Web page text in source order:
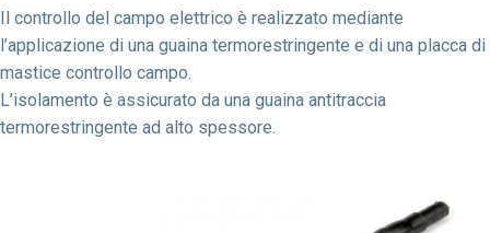
Il controllo del campo elettrico è realizzato mediante
l’applicazione di una guaina termorestringente e di una placca di
mastice controllo campo.
L’isolamento è assicurato da una guaina antitraccia
termorestringente ad alto spessore.